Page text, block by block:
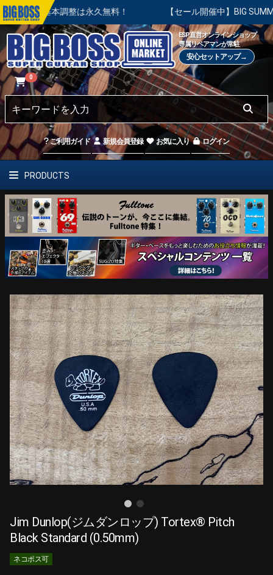
本調整は永久無料！ 【セール開催中】BIG SUMMER SALE |
ESP直営オンラインショップ
専属リペアマンが常駐
安心セットアップ→
0
ご利用ガイド 新規会員登録 お気に入り ログイン
PRODUCTS
Jim Dunlop(ジムダンロップ) Tortex® Pitch
Black Standard (0.50mm)
ネコポス可